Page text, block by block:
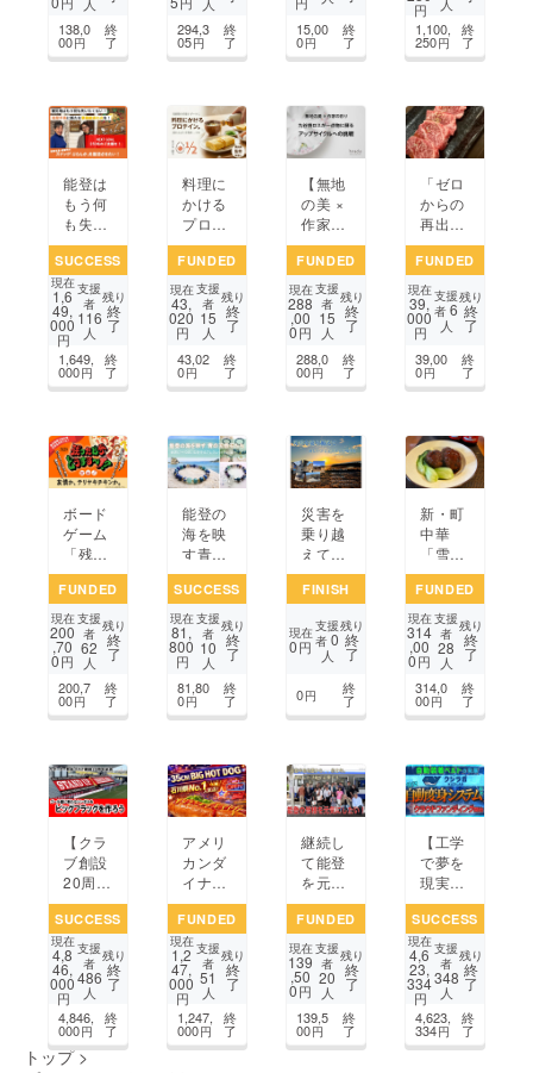
「ガザ
日記」
を公演
138,0
00円
終
了
はじめ
ます
294,3
05円
終
了
ンテス
ト in
白山
15,00
0円
終
了
然農法
の畑か
ら届け
円
1,100,
250円
終
了
能登は
もう何
も失い
たくな
い！ 能
登町に
営みの
灯と、
事業継
承の新
たな光
SUCCESS
現在
1,6
49,
000
円
支援
者
116
人
残り
終
了
1,649,
000円
終
了
料理に
かける
プロテ
イン｜
高齢者
の栄養
不足を
支える
だしつ
ゆ
FUNDED
現在
43,
020
円
支援
者
15
人
残り
終
了
43,02
0円
終
了
【無地
の美 ×
作家の
彩り】
九谷焼
ロスが
一点物
に蘇る
アップ
サイク
ルへの
FUNDED
現在
288
,00
0円
支援
者
15
人
残り
終
了
288,0
00円
終
了
「ゼロ
からの
再出
発。白
山で新
しい焼
き肉店
をオー
プンし
た
い！」
FUNDED
現在
39,
000
円
支援
者6
人
残り
終
了
39,00
0円
終
了
ボード
ゲーム
「残っ
たピザ
どうす
る〜︎︎︎！？」
をたく
さんの
人に届
けた
い！！
FUNDED
現在
200
,70
0円
支援
者
62
人
残り
終
了
200,7
00円
終
了
能登の
海を映
す青の
天然石
たち。
世界に
一つ
の、心
を守る
ブレス
レット
SUCCESS
現在
81,
800
円
支援
者
10
人
残り
終
了
81,80
0円
終
了
災害を
乗り越
えて、
新しい
コミュ
の場所
を
FINISH
現在
0円
支援
者0
人
残り
終
了
0円 終
了
新・町
中華
「雪月
華」誕
生プロ
ジェク
ト
FUNDED
現在
314
,00
0円
支援
者
28
人
残り
終
了
314,0
00円
終
了
【クラ
ブ創設
20周
年】金
沢スタ
ジアム
にビッ
グフ
ラッグ
を掲げ
たい＃
JFAク
SUCCESS
現在
4,8
46,
000
円
支援
者
486
人
残り
終
了
4,846,
000円
終
了
アメリ
カンダ
イナー
「ボブ
ハウ
ス」30
周年記
念VIP
空間リ
フォー
ム応援
FUNDED
現在
1,2
47,
000
円
支援
者
51
人
残り
終
了
1,247,
000円
終
了
継続し
て能登
を元気
にする
活動が
したい
FUNDED
現在
139
,50
0円
支援
者
20
人
残り
終
了
139,5
00円
終
了
【工学
で夢を
現実
に】全
身アー
マー自
動装着
システ
ムの開
発
SUCCESS
現在
4,6
23,
334
円
支援
者
348
人
残り
終
了
4,623,
334円
終
了
トップ >